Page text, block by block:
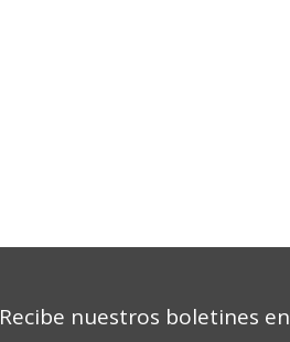
Recibe nuestros boletines